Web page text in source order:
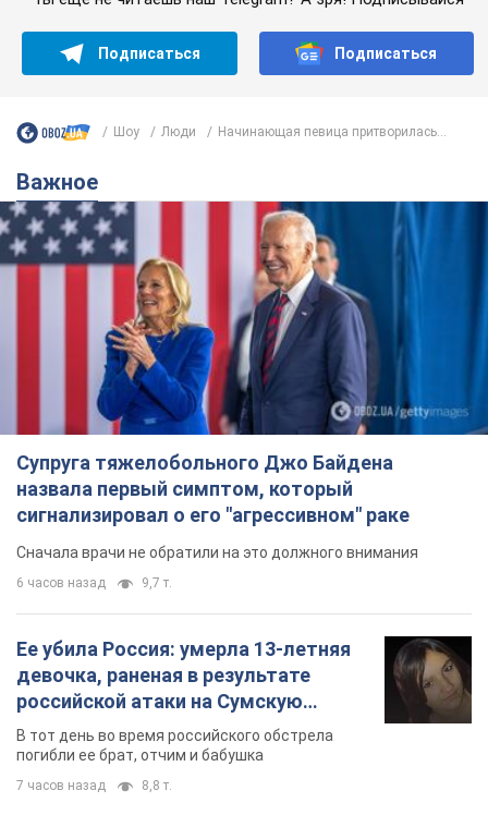
Подписаться Подписаться
Шоу Люди Начинающая певица притворилась...
Важное
Супруга тяжелобольного Джо Байдена
назвала первый симптом, который
сигнализировал о его "агрессивном" раке
Сначала врачи не обратили на это должного внимания
6 часов назад 9,7 т.
Ее убила Россия: умерла 13-летняя
девочка, раненая в результате
российской атаки на Сумскую
область. Фото
В тот день во время российского обстрела
погибли ее брат, отчим и бабушка
7 часов назад 8,8 т.